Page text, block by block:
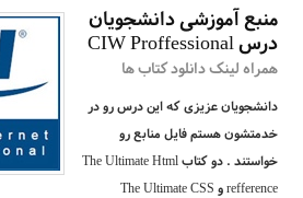
منبع آموزشی دانشجویان
درس CIW Proffessional
همراه لینک دانلود کتاب ها
دانشجویان عزیزی که این درس رو در
خدمتشون هستم فایل منابع رو
خواستند . دو کتاب The Ultimate Html
refference و The Ultimate CSS